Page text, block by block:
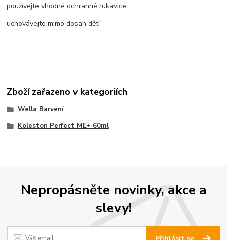
používejte vhodné ochranné rukavice
uchovávejte mimo dosah dětí
Zboží zařazeno v kategoriích
Wella Barvení
Koleston Perfect ME+ 60ml
Nepropásněte novinky, akce a
slevy!